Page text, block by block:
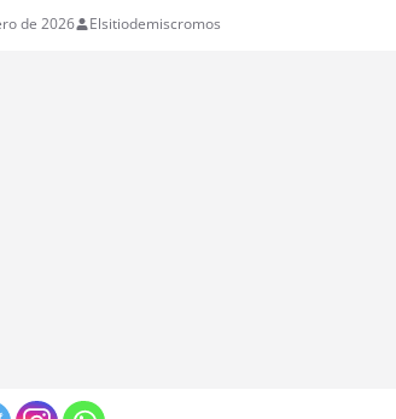
de 2026 Elsitiodemiscromos